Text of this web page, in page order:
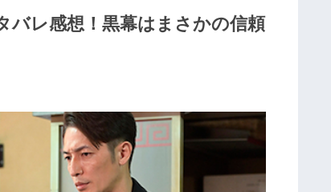
バレ感想！黒幕はまさかの信頼